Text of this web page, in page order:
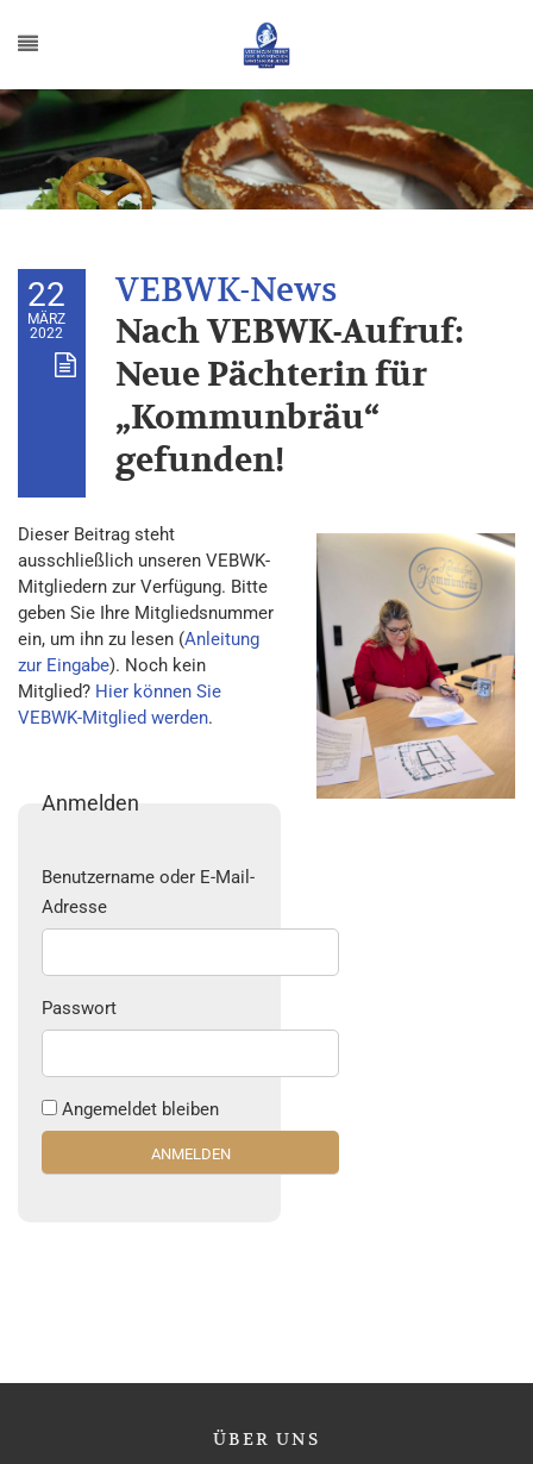
22
MÄRZ
2022
Nach VEBWK-Aufruf:
Neue Pächterin für
„Kommunbräu“
gefunden!
Dieser Beitrag steht
ausschließlich unseren VEBWK-
Mitgliedern zur Verfügung. Bitte
geben Sie Ihre Mitgliedsnummer
ein, um ihn zu lesen (Anleitung
zur Eingabe). Noch kein
Mitglied? Hier können Sie
VEBWK-Mitglied werden.
Anmelden
Benutzername oder E-Mail-
Adresse
Passwort
Angemeldet bleiben
ÜBER UNS